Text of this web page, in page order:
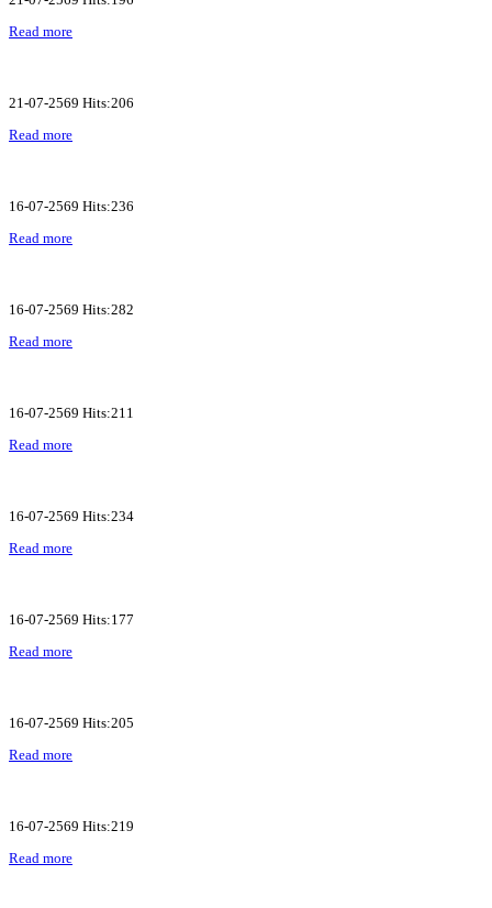
Read more
21-07-2569 Hits:206
Read more
16-07-2569 Hits:236
Read more
16-07-2569 Hits:282
Read more
16-07-2569 Hits:211
Read more
16-07-2569 Hits:234
Read more
16-07-2569 Hits:177
Read more
16-07-2569 Hits:205
Read more
16-07-2569 Hits:219
Read more